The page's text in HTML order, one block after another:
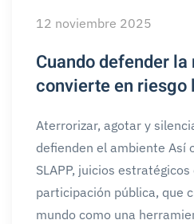
12 noviembre 2025
Cuando defender
convierte en riesgo
Aterrorizar, agotar y
defienden el ambiente Así
SLAPP, juicios
participación pública, que
mundo como una